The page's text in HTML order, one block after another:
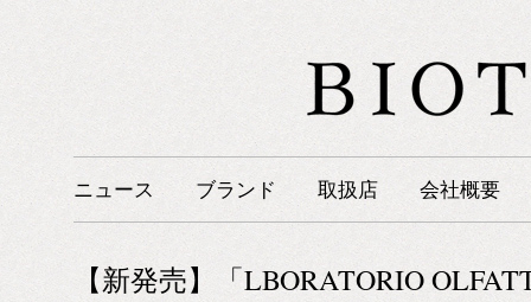
ニュース ブランド 取扱店 会社概要
【新発売】「LBORATORIO